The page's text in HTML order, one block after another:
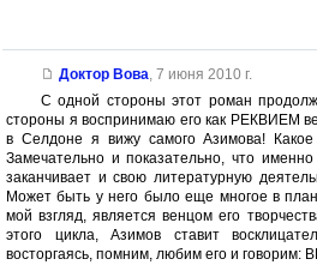
Доктор Вова, 7 июня 2010 г.
С одной стороны этот роман
стороны я воспринимаю его как РЕКВИЕМ
в Селдоне я вижу самого Азимова! Какое
Замечательно и показательно, что
заканчивает и свою литературную
Может быть у него было еще многое в
мой взгляд, является венцом его
этого цикла, Азимов ставит
восторгаясь, помним, любим его и